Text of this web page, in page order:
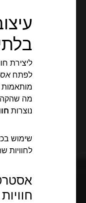
ליצירת
לפתח
מה שהקהל
נוצרות
שימוש
לחוויות